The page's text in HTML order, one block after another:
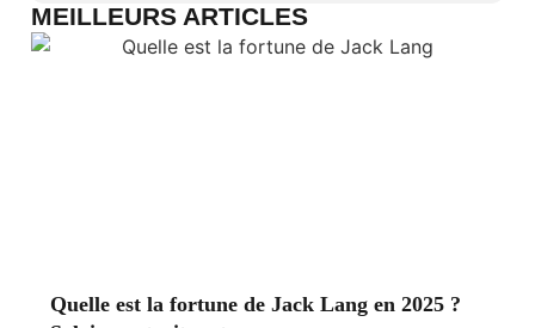
MEILLEURS ARTICLES
Quelle est la fortune de Jack Lang en 2025 ?